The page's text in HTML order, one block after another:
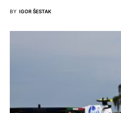
BY IGOR ŠESTAK